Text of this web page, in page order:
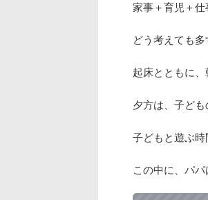
家事＋育児＋
どう考えても
起床とともに
夕方は、子ど
子どもと遊ぶ時
この中に、パ